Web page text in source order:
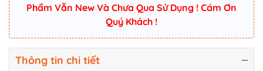
Phẩm Vẫn New Và Chưa Qua Sử Dụng ! Cám Ơn
Quý Khách !
Thông tin chi tiết